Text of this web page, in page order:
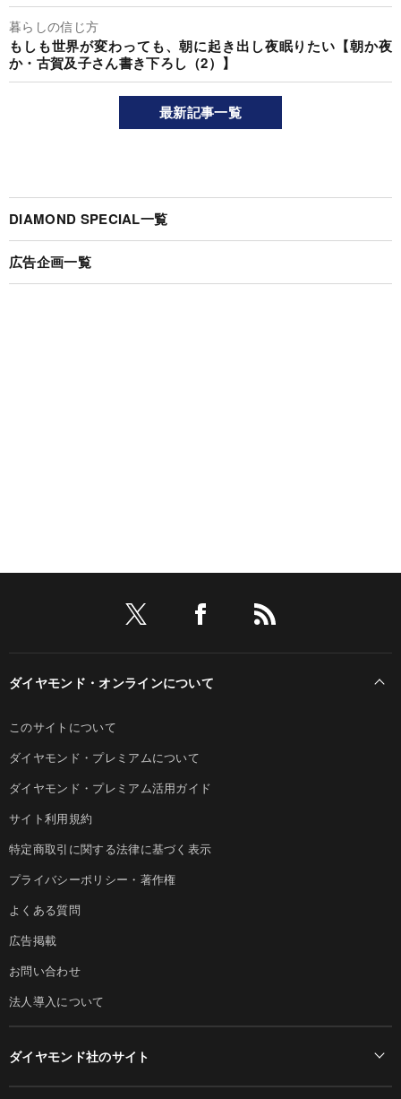
暮らしの信じ方
もしも世界が変わっても、朝に起き出し夜眠りたい【朝か夜
か・古賀及子さん書き下ろし（2）】
最新記事一覧
DIAMOND SPECIAL一覧
広告企画一覧
ダイヤモンド・オンラインについて
このサイトについて
ダイヤモンド・プレミアムについて
ダイヤモンド・プレミアム活用ガイド
サイト利用規約
特定商取引に関する法律に基づく表示
プライバシーポリシー・著作権
よくある質問
広告掲載
お問い合わせ
法人導入について
ダイヤモンド社のサイト